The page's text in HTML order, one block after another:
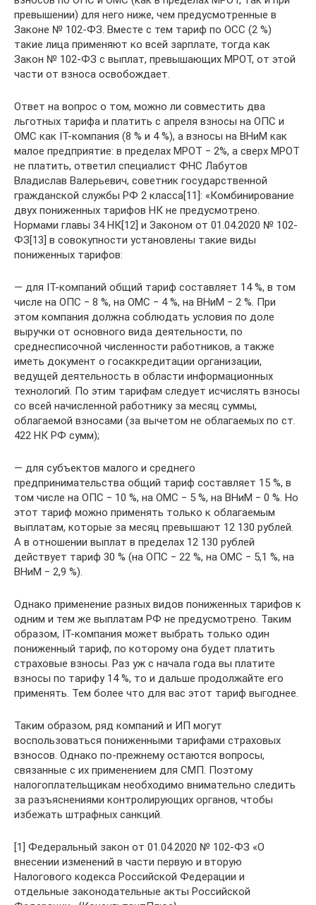
превышении) для него ниже, чем предусмотренные в
Законе № 102-ФЗ. Вместе с тем тариф по ОСС (2 %)
такие лица применяют ко всей зарплате, тогда как
Закон № 102-ФЗ с выплат, превышающих МРОТ, от этой
части от взноса освобождает.
Ответ на вопрос о том, можно ли совместить два
льготных тарифа и платить с апреля взносы на ОПС и
ОМС как IT-компания (8 % и 4 %), а взносы на ВНиМ как
малое предприятие: в пределах МРОТ ‒ 2%, а сверх МРОТ
не платить, ответил специалист ФНС Лабутов
Владислав Валерьевич, советник государственной
гражданской службы РФ 2 класса[11]: «Комбинирование
двух пониженных тарифов НК не предусмотрено.
Нормами главы 34 НК[12] и Законом от 01.04.2020 № 102-
ФЗ[13] в совокупности установлены такие виды
пониженных тарифов:
— для IT-компаний общий тариф составляет 14 %, в том
числе на ОПС ‒ 8 %, на ОМС ‒ 4 %, на ВНиМ ‒ 2 %. При
этом компания должна соблюдать условия по доле
выручки от основного вида деятельности, по
среднесписочной численности работников, а также
иметь документ о госаккредитации организации,
ведущей деятельность в области информационных
технологий. По этим тарифам следует исчислять взносы
со всей начисленной работнику за месяц суммы,
облагаемой взносами (за вычетом не облагаемых по ст.
422 НК РФ сумм);
— для субъектов малого и среднего
предпринимательства общий тариф составляет 15 %, в
том числе на ОПС ‒ 10 %, на ОМС ‒ 5 %, на ВНиМ ‒ 0 %. Но
этот тариф можно применять только к облагаемым
выплатам, которые за месяц превышают 12 130 рублей.
А в отношении выплат в пределах 12 130 рублей
действует тариф 30 % (на ОПС ‒ 22 %, на ОМС ‒ 5,1 %, на
ВНиМ ‒ 2,9 %).
Однако применение разных видов пониженных тарифов к
одним и тем же выплатам РФ не предусмотрено. Таким
образом, IT-компания может выбрать только один
пониженный тариф, по которому она будет платить
страховые взносы. Раз уж с начала года вы платите
взносы по тарифу 14 %, то и дальше продолжайте его
применять. Тем более что для вас этот тариф выгоднее.
Таким образом, ряд компаний и ИП могут
воспользоваться пониженными тарифами страховых
взносов. Однако по-прежнему остаются вопросы,
связанные с их применением для СМП. Поэтому
налогоплательщикам необходимо внимательно следить
за разъяснениями контролирующих органов, чтобы
избежать штрафных санкций.
[1] Федеральный закон от 01.04.2020 № 102-ФЗ «О
внесении изменений в части первую и вторую
Налогового кодекса Российской Федерации и
отдельные законодательные акты Российской